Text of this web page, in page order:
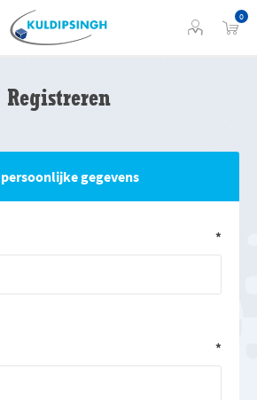
0
Registreren
gegevens
*
*